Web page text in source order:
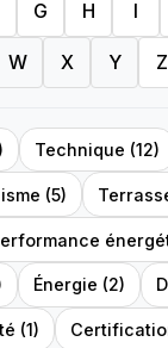
G H I
W X Y Z
Technique (12)
(5)
Énergie (2)
(1)